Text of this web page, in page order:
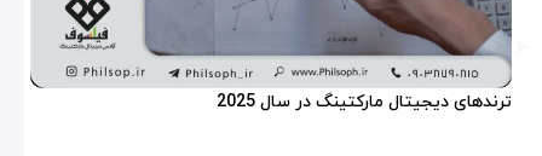
ترندهای دیجیتال مارکتینگ در سال 2025